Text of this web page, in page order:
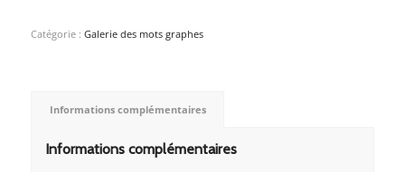
Catégorie : Galerie des mots graphes
Informations complémentaires
Informations complémentaires